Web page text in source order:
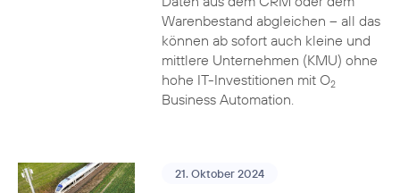
Warenbestand abgleichen – all das
können ab sofort auch kleine und
mittlere Unternehmen (KMU) ohne
hohe IT-Investitionen mit O2
Business Automation.
21. Oktober 2024